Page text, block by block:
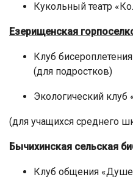
Кукольный театр
Езерищенская
Клуб
(для подростков)
Экологический клуб
(для учащихся среднего
Бычихинская сельская
Клуб общения